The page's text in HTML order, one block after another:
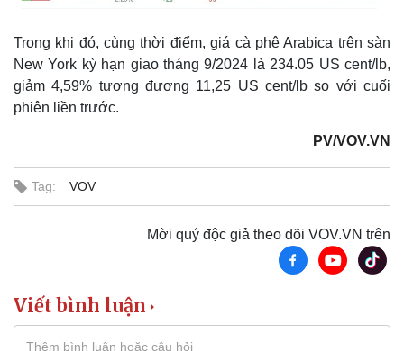
Thể thao
Bóng đá
Trong khi đó, cùng thời điểm, giá cà phê Arabica trên sàn
New York kỳ hạn giao tháng 9/2024 là 234.05 US cent/lb,
giảm 4,59% tương đương 11,25 US cent/lb so với cuối
phiên liền trước.
PV/VOV.VN
Tag: VOV
Mời quý độc giả theo dõi VOV.VN trên
Viết bình luận